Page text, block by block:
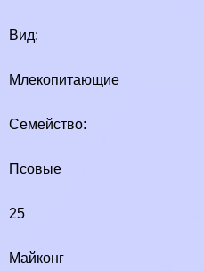
Вид:
Млекопитающие
Семейство:
Псовые
25
Майконг